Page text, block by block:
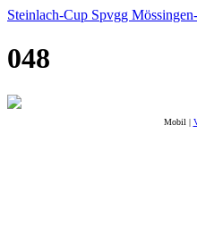
Steinlach-Cup Spvgg
048
Mobil |